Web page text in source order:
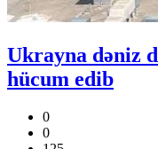
Ukrayna dəniz
hücum edib
0
0